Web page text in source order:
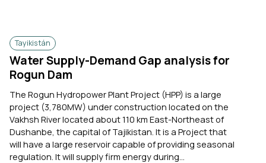
Tayikistán
Water Supply-Demand Gap analysis for
Rogun Dam
The Rogun Hydropower Plant Project (HPP) is a large
project (3,780MW) under construction located on the
Vakhsh River located about 110 km East-Northeast of
Dushanbe, the capital of Tajikistan. It is a Project that
will have a large reservoir capable of providing seasonal
regulation. It will supply firm energy during...